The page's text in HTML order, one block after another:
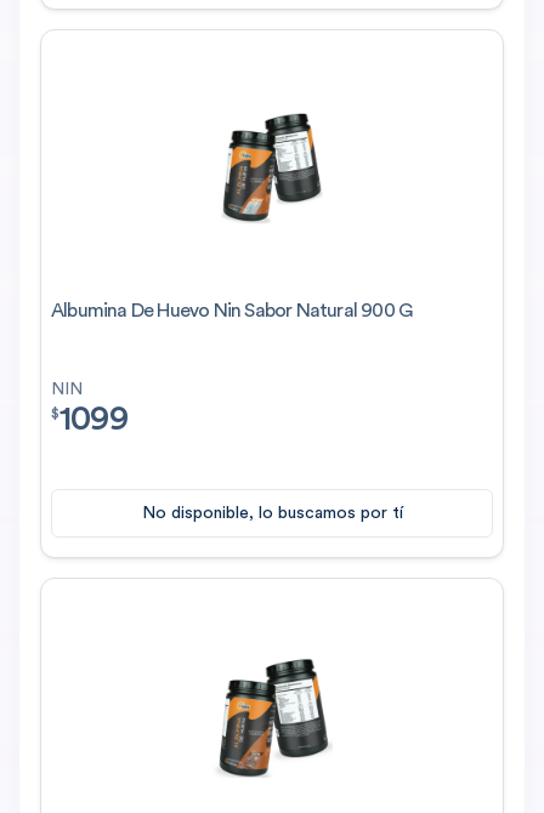
Albumina De Huevo Nin Sabor Natural 900 G
NIN
$1099.00
$1099
No disponible, lo buscamos por tí